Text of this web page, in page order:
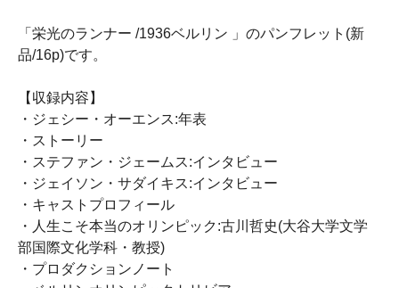
「栄光のランナー /1936ベルリン 」のパンフレット(新
品/16p)です。
【収録内容】
・ジェシー・オーエンス:年表
・ストーリー
・ステファン・ジェームス:インタビュー
・ジェイソン・サダイキス:インタビュー
・キャストプロフィール
・人生こそ本当のオリンピック:古川哲史(大谷大学文学
部国際文化学科・教授)
・プロダクションノート